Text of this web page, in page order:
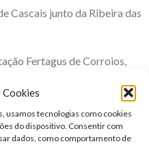
usamos tecnologias como cookies
do dispositivo. Consentir com
dados, como comportamento de
Cascais junto da Ribeira das
Fertagus de Corroios,
encontrou antes das 8:00h.
sol agradável com uma brisa
agradável tornaram o dia